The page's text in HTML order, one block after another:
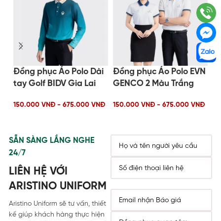
Đồng phục Áo Polo Dài
tay Golf BIDV Gia Lai
150.000 VNĐ - 675.000 VNĐ
Đồng phục Áo Polo EVN
GENCO 2 Màu Trắng
150.000 VNĐ - 675.000 VNĐ
SẴN SÀNG LẮNG NGHE
24/7
LIÊN HỆ VỚI
ARISTINO UNIFORM
Aristino Uniform sẽ tư vấn, thiết
kế giúp khách hàng thực hiện